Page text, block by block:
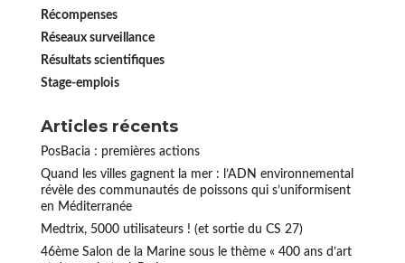
Récompenses
Réseaux surveillance
Résultats scientifiques
Stage-emplois
Articles récents
PosBacia : premières actions
Quand les villes gagnent la mer : l’ADN environnemental
révèle des communautés de poissons qui s’uniformisent
en Méditerranée
Medtrix, 5000 utilisateurs ! (et sortie du CS 27)
46ème Salon de la Marine sous le thème « 400 ans d’art